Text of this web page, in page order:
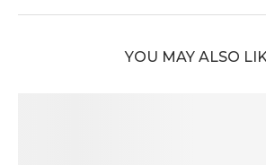
YOU MAY ALSO